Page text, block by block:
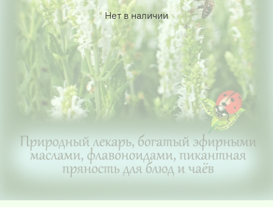
Нет в наличии